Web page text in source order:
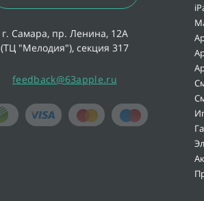
г. Самара, пр. Ленина, 12А
(ТЦ "Мелодия"), секция 317
feedback@63apple.ru